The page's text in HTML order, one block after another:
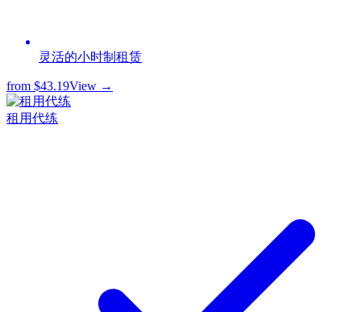
灵活的小时制租赁
from $43.19View →
租用代练